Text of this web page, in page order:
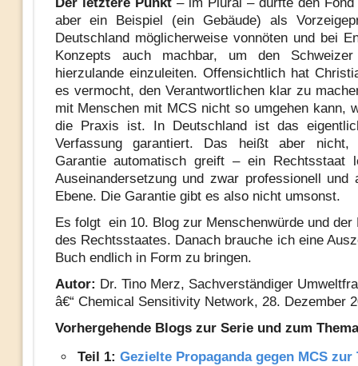
aber ein Beispiel (ein Gebäude) als
Deutschland möglicherweise vonnöten und bei
Konzepts auch machbar, um den
hierzulande einzuleiten. Offensichtlich hat
es vermocht, den Verantwortlichen klar zu
mit Menschen mit MCS nicht so umgehen kann,
die Praxis ist. In Deutschland ist das
Verfassung garantiert. Das heißt aber nicht,
Garantie automatisch greift – ein Rechtsstaat
Auseinandersetzung und zwar professionell und
Ebene. Die Garantie gibt es also nicht umsonst.
Es folgt ein 10. Blog zur Menschenwürde und der
des Rechtsstaates. Danach brauche ich eine
Buch endlich in Form zu bringen.
Autor: Dr. Tino Merz, Sachverständiger
â€“ Chemical Sensitivity Network, 28. Dezember
Vorhergehende Blogs zur Serie und zum
Teil 1: Gezielte Propaganda gegen MCS zur